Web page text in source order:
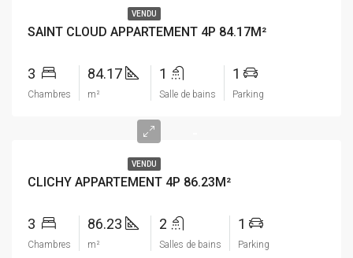
VENDU
SAINT CLOUD APPARTEMENT 4P 84.17M²
3
Chambres
84.17
m²
1
Salle de bains
1
Parking
VENDU
CLICHY APPARTEMENT 4P 86.23M²
3
Chambres
86.23
m²
2
Salles de bains
1
Parking